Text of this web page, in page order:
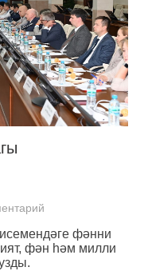
фәнни
фән һәм милли